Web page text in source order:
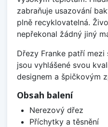
zabraňuje usazování
plně recyklovatelná.
nepřekonal žádný jiný
Dřezy Franke patří
jsou vyhlášené svou
designem a špičkovým
Obsah balení
Nerezový dřez
Příchytky a těsnění